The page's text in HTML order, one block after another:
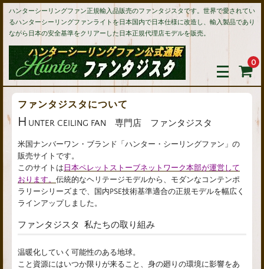
ハンターシーリングファン正規輸入品販売のファンタジスタです。世界で愛されてい
るハンターシーリングファンライトを日本国内で日本仕様に改造し、輸入製品であり
ながら日本の安全基準をクリアーした日本正規代理店モデルを販売。
0
ファンタジスタについて
H UNTER CEILING FAN 専門店 ファンタジスタ
米国ナンバーワン・ブランド「ハンター・シーリングファン」の
販売サイトです。
このサイトは 日本ペレットストーブネットワーク本部が運営して
おります。 伝統的なヘリテージモデルから、モダンなコンテンポ
ラリーシリーズまで、国内PSE技術基準適合の正規モデルを幅広く
ラインアップしました。
ファンタジスタ 私たちの取り組み
温暖化していく可能性のある地球。
こと資源にはいつか限りが来ること、身の廻りの環境に影響をあ